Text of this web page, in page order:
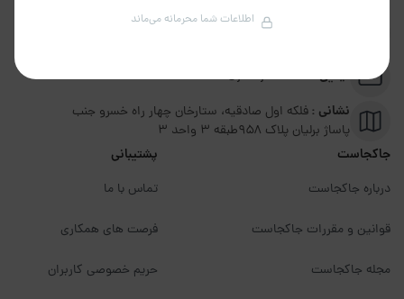
ایمیل :info@jakojast.com
نشانی :فلکه اول صادقیه، ستارخان چهار راه خسرو جنب
پاساژ برلیان پلاک ۹۵۸طبقه 3 واحد 3
جاکجاست
درباره جاکجاست
قوانین و مقررات جاکجاست
مجله جاکجاست
پشتیبانی
تماس با ما
فرصت های همکاری
حریم خصوصی کاربران
اطلاعات شما محرمانه می‌ماند